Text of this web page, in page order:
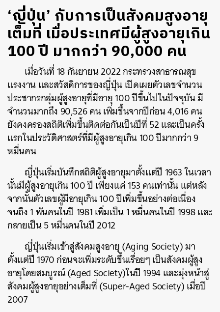
‘ญี่ปุ่น’ กับการเป็นสังคมสูงอายุ
เต็มที่ เมื่อประเทศมีผู้สูงอายุเกิน
100 ปี มากกว่า 90,000 คน
เมื่อวันที่ 18 กันยายน 2022 กระทรวงสาธารณสุข
แรงงาน และสวัสดิการของญี่ปุ่น เปิดเผยตัวเลขจำนวน
ประชากรกลุ่มผู้สูงอายุที่มีอายุ 100 ปีขึ้นไปในปัจจุบัน มี
จำนวนมากถึง 90,526 คน เพิ่มขึ้นจากปีก่อน 4,016 คน
ยังคงครองสถิติเพิ่มขึ้นติดต่อกันเป็นปีที่ 52 และเป็นครั้ง
แรกในประวัติศาสตร์ที่มีผู้สูงอายุเกิน 100 ปีมากกว่า 9
หมื่นคน
ญี่ปุ่นเริ่มบันทึกสถิติผู้สูงอายุมาตั้งแต่ปี 1963 ในเวลา
นั้นมีผู้สูงอายุเกิน 100 ปี เพียงแค่ 153 คนเท่านั้น แต่หลัง
จากนั้นตัวเลขผู้มีอายุเกิน 100 ปีเพิ่มขึ้นอย่างต่อเนื่อง
จนถึง 1 พันคนในปี 1981 เพิ่มเป็น 1 หมื่นคนในปี 1998 และ
กลายเป็น 5 หมื่นคนในปี 2012
ญี่ปุ่นเริ่มเข้าสู่สังคมสูงอายุ (Aging Society) มา
ตั้งแต่ปี 1970 ก่อนจะเพิ่มระดับขึ้นเรื่อยๆ เป็นสังคมผู้สูง
อายุโดยสมบูรณ์ (Aged Society)ในปี 1994 และมุ่งหน้าสู่
สังคมผู้สูงอายุอย่างเต็มที่ (Super-Aged Society) เมื่อปี
2007